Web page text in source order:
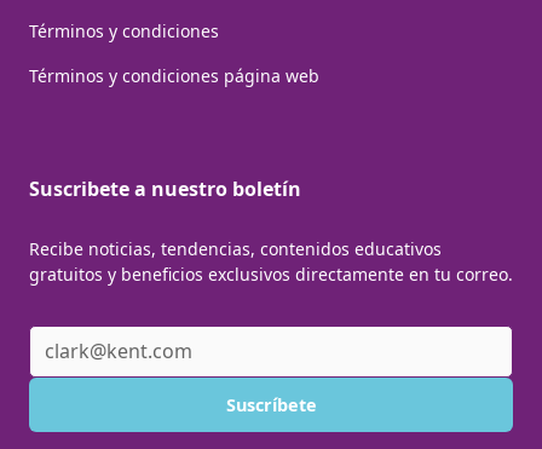
Términos y condiciones
Términos y condiciones página web
Suscribete a nuestro boletín
Recibe noticias, tendencias, contenidos educativos
gratuitos y beneficios exclusivos directamente en tu correo.